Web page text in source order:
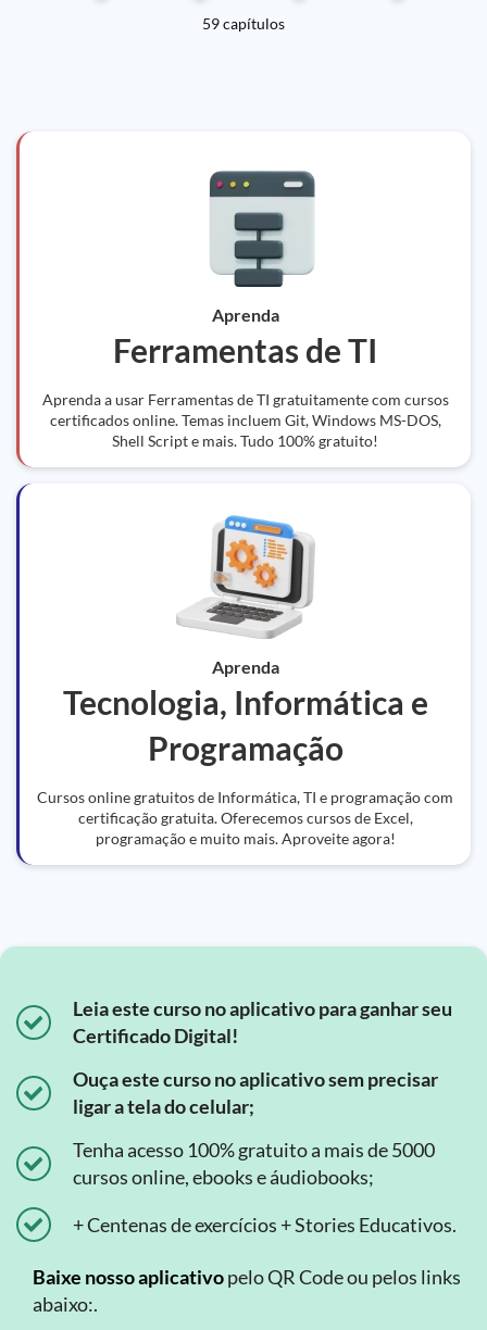
59 capítulos
Aprenda
Ferramentas de TI
Aprenda a usar Ferramentas de TI gratuitamente com cursos
certificados online. Temas incluem Git, Windows MS-DOS,
Shell Script e mais. Tudo 100% gratuito!
Aprenda
Tecnologia, Informática e
Programação
Cursos online gratuitos de Informática, TI e programação com
certificação gratuita. Oferecemos cursos de Excel,
programação e muito mais. Aproveite agora!
Leia este curso no aplicativo para ganhar seu
Certificado Digital!
Ouça este curso no aplicativo sem precisar
ligar a tela do celular;
Tenha acesso 100% gratuito a mais de 5000
cursos online, ebooks e áudiobooks;
+ Centenas de exercícios + Stories Educativos.
Baixe nosso aplicativopelo QR Code ou pelos links
abaixo:.